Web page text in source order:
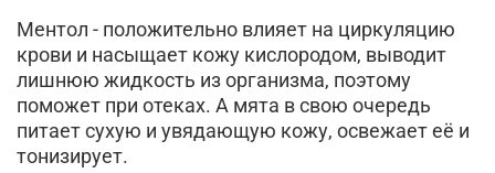
Ментол - положительно влияет на циркуляцию
крови и насыщает кожу кислородом, выводит
лишнюю жидкость из организма, поэтому
поможет при отеках. А мята в свою очередь
питает сухую и увядающую кожу, освежает её и
тонизирует.